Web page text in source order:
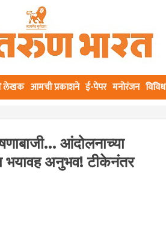
लेखक आमची प्रकाशने ई-पेपर मनोरंजन विविध
आंदोलनाच्या
भयावह अनुभव! टीकेनंतर